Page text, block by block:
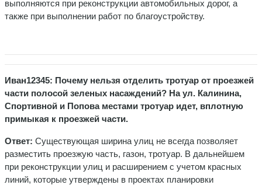
выполняются при реконструкции автомобильных дорог, а
также при выполнении работ по благоустройству.
Иван12345: Почему нельзя отделить тротуар от проезжей
части полосой зеленых насаждений? На ул. Калинина,
Спортивной и Попова местами тротуар идет, вплотную
примыкая к проезжей части.
Ответ: Существующая ширина улиц не всегда позволяет
разместить проезжую часть, газон, тротуар. В дальнейшем
при реконструкции улиц и расширением с учетом красных
линий, которые утверждены в проектах планировки